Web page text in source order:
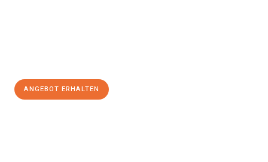
ANGEBOT ERHALTEN